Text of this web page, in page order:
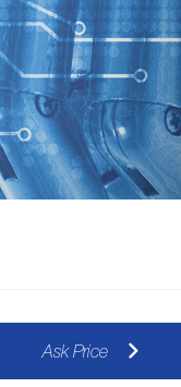
Ask Price